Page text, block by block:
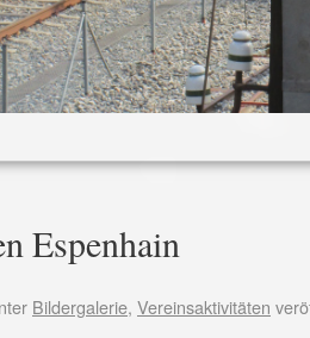
Espenhain
Bildergalerie, Vereinsaktivitäten